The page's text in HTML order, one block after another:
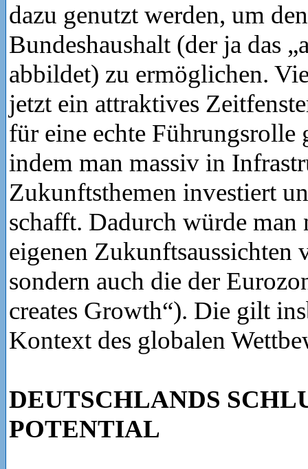
dazu genutzt werden, um
Bundeshaushalt (der ja das
abbildet) zu ermöglichen.
jetzt ein attraktives
für eine echte Führungsrolle
indem man massiv in
Zukunftsthemen investiert
schafft. Dadurch würde man
eigenen Zukunftsaussichten
sondern auch die der
creates Growth“). Die gilt
Kontext des globalen
DEUTSCHLANDS
POTENTIAL